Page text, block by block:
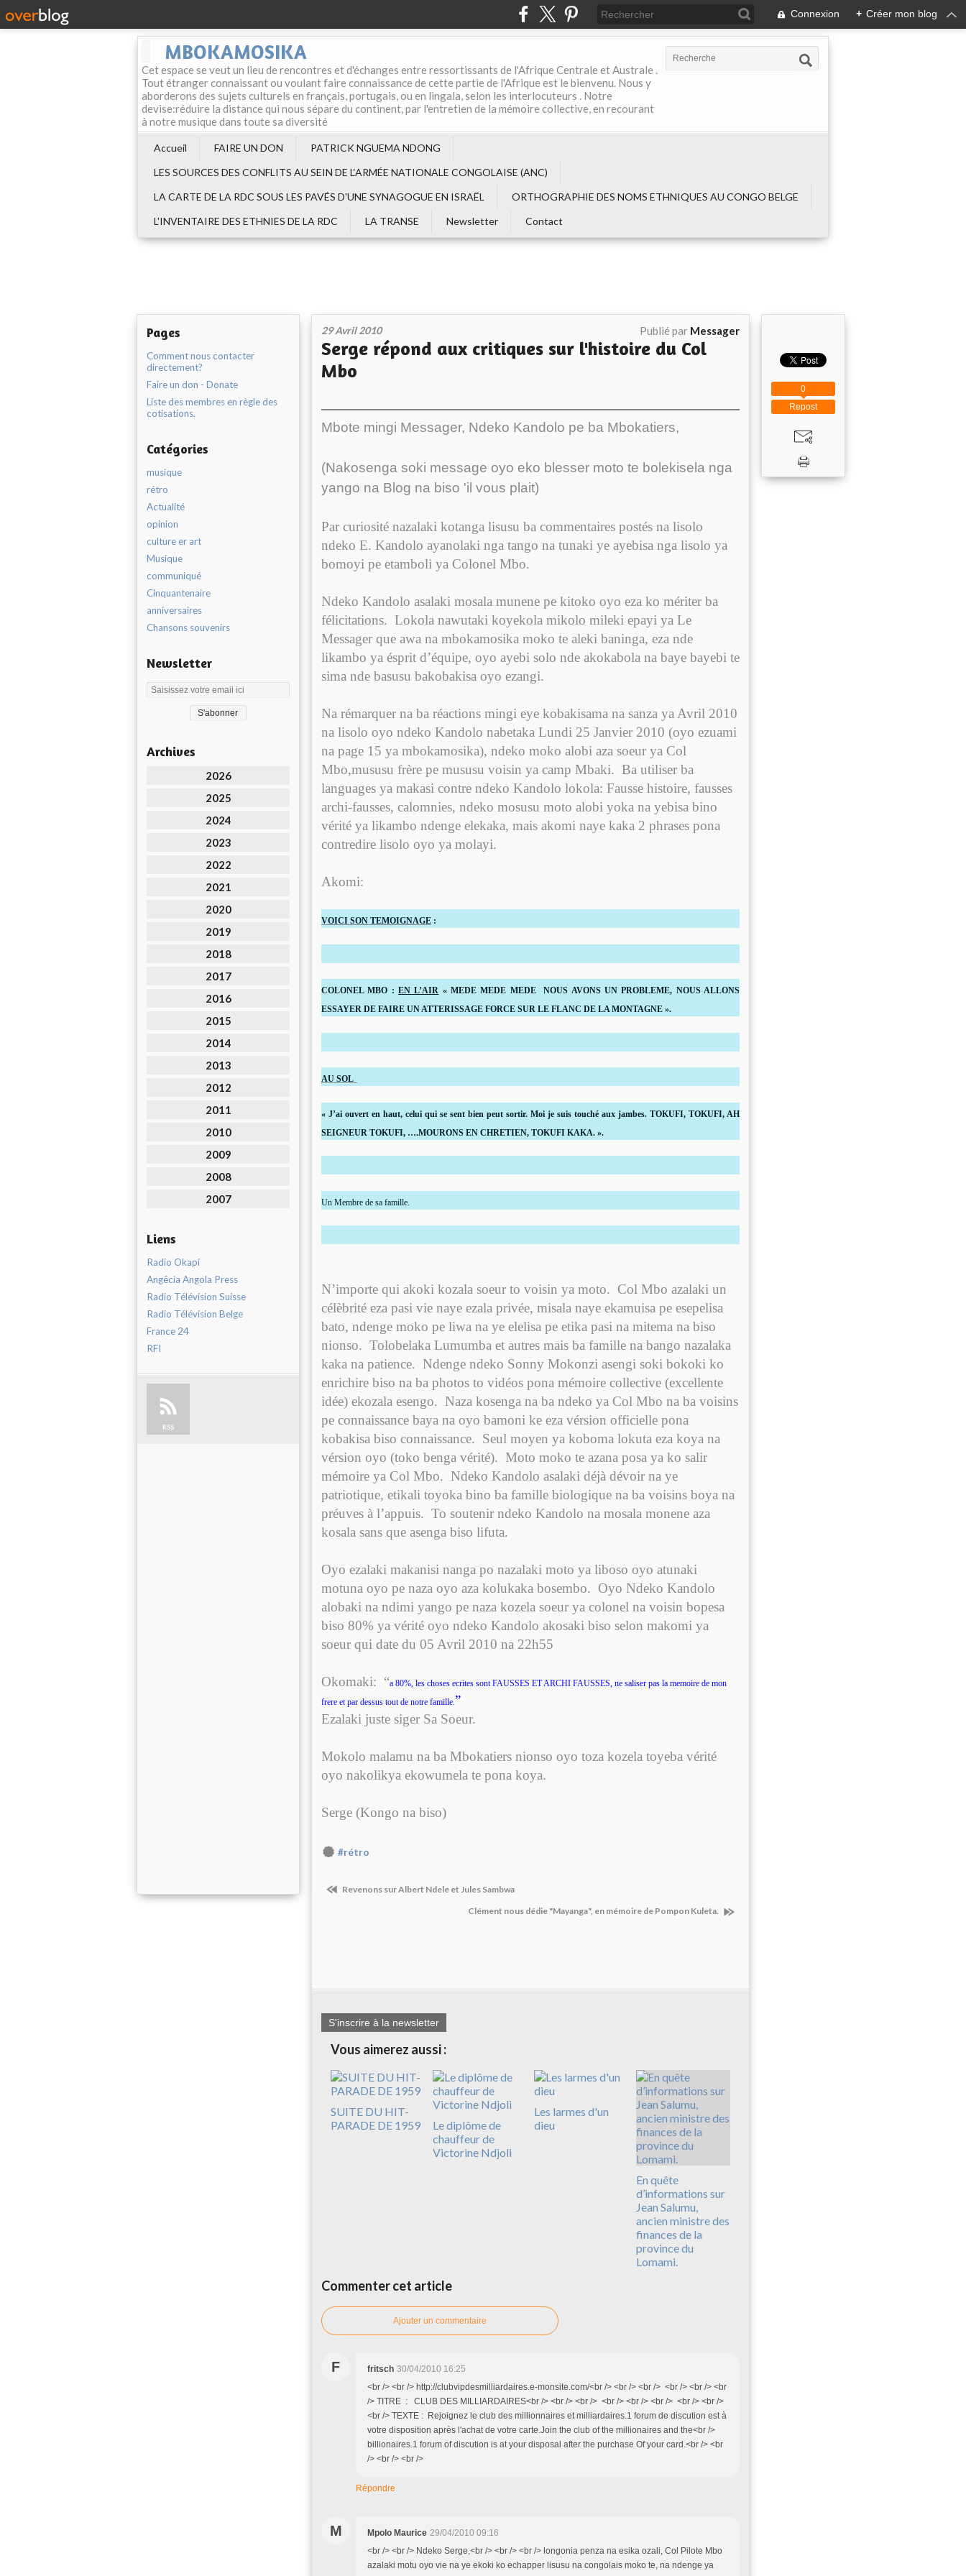
Connexion + Créer mon blog
MBOKAMOSIKA
Cet espace se veut un lieu de rencontres et d'échanges entre ressortissants de l'Afrique Centrale et Australe .
Tout étranger connaissant ou voulant faire connaissance de cette partie de l'Afrique est le bienvenu. Nous y
aborderons des sujets culturels en français, portugais, ou en lingala, selon les interlocuteurs . Notre
devise:réduire la distance qui nous sépare du continent, par l'entretien de la mémoire collective, en recourant
à notre musique dans toute sa diversité
Accueil FAIRE UN DON
PATRICK NGUEMA NDONG
LES SOURCES DES CONFLITS AU SEIN DE L‘ARMÉE NATIONALE CONGOLAISE (ANC)
LA CARTE DE LA RDC SOUS LES PAVÉS D'UNE SYNAGOGUE EN ISRAËL
ORTHOGRAPHIE DES NOMS ETHNIQUES AU CONGO BELGE
L'INVENTAIRE DES ETHNIES DE LA RDC
LA TRANSE Newsletter Contact
Pages
Comment nous contacter
directement?
Faire un don - Donate
Liste des membres en règle des
cotisations.
Catégories
musique
rétro
Actualité
opinion
culture er art
Musique
communiqué
Cinquantenaire
anniversaires
Chansons souvenirs
Newsletter
Archives
2026
2025
2024
2023
2022
2021
2020
2019
2018
2017
2016
2015
2014
2013
2012
2011
2010
2009
2008
2007
Liens
Radio Okapi
Angêcia Angola Press
Radio Télévision Suisse
Radio Télévision Belge
France 24
RFI
RSS
29 Avril 2010 Publié par Messager
Serge répond aux critiques sur l'histoire du Col
Mbo
Mbote mingi Messager, Ndeko Kandolo pe ba Mbokatiers,
(Nakosenga soki message oyo eko blesser moto te bolekisela nga
yango na Blog na biso 'il vous plait)
Par curiosité nazalaki kotanga lisusu ba commentaires postés na lisolo
ndeko E. Kandolo ayanolaki nga tango na tunaki ye ayebisa nga lisolo ya
bomoyi pe etamboli ya Colonel Mbo.
Ndeko Kandolo asalaki mosala munene pe kitoko oyo eza ko mériter ba
félicitations. Lokola nawutaki koyekola mikolo mileki epayi ya Le
Messager que awa na mbokamosika moko te aleki baninga, eza nde
likambo ya ésprit d’équipe, oyo ayebi solo nde akokabola na baye bayebi te
sima nde basusu bakobakisa oyo ezangi.
Na rémarquer na ba réactions mingi eye kobakisama na sanza ya Avril 2010
na lisolo oyo ndeko Kandolo nabetaka Lundi 25 Janvier 2010 (oyo ezuami
na page 15 ya mbokamosika), ndeko moko alobi aza soeur ya Col
Mbo,mususu frère pe mususu voisin ya camp Mbaki. Ba utiliser ba
languages ya makasi contre ndeko Kandolo lokola: Fausse histoire, fausses
archi-fausses, calomnies, ndeko mosusu moto alobi yoka na yebisa bino
vérité ya likambo ndenge elekaka, mais akomi naye kaka 2 phrases pona
contredire lisolo oyo ya molayi.
Akomi:
VOICI SON TEMOIGNAGE :
COLONEL MBO : EN L’AIR « MEDE MEDE MEDE NOUS AVONS UN PROBLEME, NOUS ALLONS
ESSAYER DE FAIRE UN ATTERISSAGE FORCE SUR LE FLANC DE LA MONTAGNE ».
AU SOL
« J’ai ouvert en haut, celui qui se sent bien peut sortir. Moi je suis touché aux jambes. TOKUFI, TOKUFI, AH
SEIGNEUR TOKUFI, ….MOURONS EN CHRETIEN, TOKUFI KAKA. ».
Un Membre de sa famille.
N’importe qui akoki kozala soeur to voisin ya moto. Col Mbo azalaki un
célèbrité eza pasi vie naye ezala privée, misala naye ekamuisa pe esepelisa
bato, ndenge moko pe liwa na ye elelisa pe etika pasi na mitema na biso
nionso. Tolobelaka Lumumba et autres mais ba famille na bango nazalaka
kaka na patience. Ndenge ndeko Sonny Mokonzi asengi soki bokoki ko
enrichire biso na ba photos to vidéos pona mémoire collective (excellente
idée) ekozala esengo. Naza kosenga na ba ndeko ya Col Mbo na ba voisins
pe connaissance baya na oyo bamoni ke eza vérsion officielle pona
kobakisa biso connaissance. Seul moyen ya koboma lokuta eza koya na
vérsion oyo (toko benga vérité). Moto moko te azana posa ya ko salir
mémoire ya Col Mbo. Ndeko Kandolo asalaki déjà dévoir na ye
patriotique, etikali toyoka bino ba famille biologique na ba voisins boya na
préuves à l’appuis. To soutenir ndeko Kandolo na mosala monene aza
kosala sans que asenga biso lifuta.
Oyo ezalaki makanisi nanga po nazalaki moto ya liboso oyo atunaki
motuna oyo pe naza oyo aza kolukaka bosembo. Oyo Ndeko Kandolo
alobaki na ndimi yango pe naza kozela soeur ya colonel na voisin bopesa
biso 80% ya vérité oyo ndeko Kandolo akosaki biso selon makomi ya
soeur qui date du 05 Avril 2010 na 22h55
Okomaki: “a 80%, les choses ecrites sont FAUSSES ET ARCHI FAUSSES, ne saliser pas la memoire de mon
frere et par dessus tout de notre famille. ”
Ezalaki juste siger Sa Soeur.
Mokolo malamu na ba Mbokatiers nionso oyo toza kozela toyeba vérité
oyo nakolikya ekowumela te pona koya.
Serge (Kongo na biso)
#rétro
Revenons sur Albert Ndele et Jules Sambwa
Clément nous dédie "Mayanga", en mémoire de Pompon Kuleta.
S'inscrire à la newsletter
Vous aimerez aussi :
SUITE DU HIT-
PARADE DE 1959
Le diplôme de
chauffeur de
Victorine Ndjoli
Les larmes d'un
dieu
En quête
d’informations sur
Jean Salumu,
ancien ministre des
finances de la
province du
Lomami.
Commenter cet article
Ajouter un commentaire
F fritsch 30/04/2010 16:25
<br /> <br /> http://clubvipdesmilliardaires.e-monsite.com/<br /> <br /> <br /> <br /> <br /> <br
/> TITRE : CLUB DES MILLIARDAIRES<br /> <br /> <br /> <br /> <br /> <br /> <br /> <br />
<br /> TEXTE : Rejoignez le club des millionnaires et milliardaires.1 forum de discution est à
votre disposition après l'achat de votre carte.Join the club of the millionaires and the<br />
billionaires.1 forum of discution is at your disposal after the purchase Of your card.<br /> <br
/> <br /> <br />
Répondre
M Mpolo Maurice 29/04/2010 09:16
<br /> <br /> Ndeko Serge,<br /> <br /> <br /> longonia penza na esika ozali, Col Pilote Mbo
azalaki motu oyo vie na ye ekoki ko echapper lisusu na congolais moko te, na ndenge ya
Repost
0